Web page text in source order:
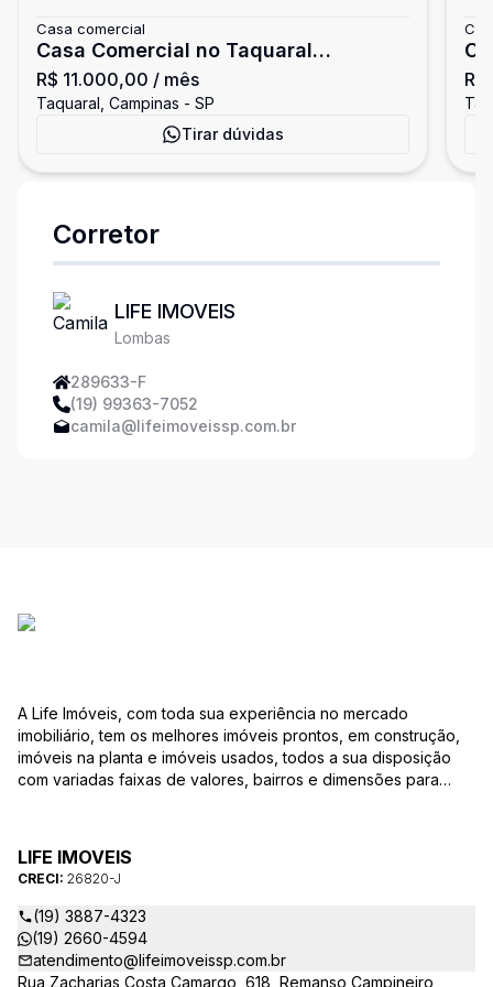
Casa comercial
Casa Comercial no Taquaral
Campinas
R$ 11.000,00 / mês
Taquaral, Campinas - SP
Tirar dúvidas
Corretor
LIFE IMOVEIS
Lombas
289633-F
(19) 99363-7052
camila@lifeimoveissp.com.br
A Life Imóveis, com toda sua experiência no mercado
imobiliário, tem os melhores imóveis prontos, em construção,
imóveis na planta e imóveis usados, todos a sua disposição
com variadas faixas de valores, bairros e dimensões para
as suas dúvidas sobre casas, apartamentos, terrenos, salas
comerciais e outros produtos imobiliários.
LIFE IMOVEIS
CRECI: 26820-J
(19) 3887-4323
(19) 2660-4594
atendimento@lifeimoveissp.com.br
Rua Zacharias Costa Camargo, 618, Remanso Campineiro,